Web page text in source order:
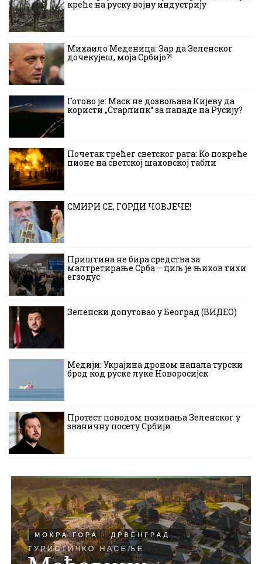
креће на руску војну индустрију
Михаило Меденица: Зар да Зеленског
дочекујеш, моја Србијо?!
Готово је: Маск не дозвољава Кијеву да
користи „Старлинк“ за нападе на Русију?
Почетак трећег светског рата: Ко покреће
пионе на светској шаховској табли
СМИРИ СЕ, ГОРДИ ЧОВЈЕЧЕ!
Приштина не бира средства за
малтретирање Срба – циљ је њихов тихи
егзодус
Зеленски допутовао у Београд (ВИДЕО)
Медији: Украјина дроном напала турски
брод код руске луке Новоросијск
Протест поводом позивања Зеленског у
званичну посету Србији